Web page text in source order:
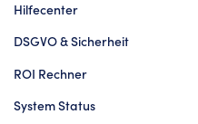
Hilfecenter
DSGVO & Sicherheit
ROI Rechner
System Status